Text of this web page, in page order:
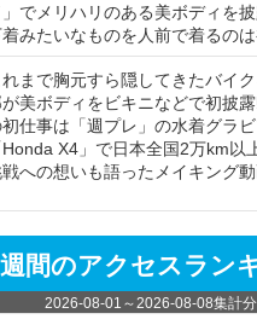
」でメリハリのある美ボディを
みたいなものを人前で着るのは
れまで胸元すら隠してきたバイ
美ボディをビキニなどで初披
仕事は「週プレ」の水着グラ
Honda X4」で日本全国2万km以
への想いも語ったメイキング
間のアクセスラン
2026-08-01 ～2026-08-08集計分